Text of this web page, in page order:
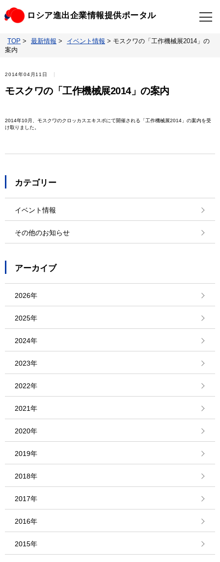
ロシア進出企業情報提供ポータル
TOP
ビジネスニュースクリップ
照会・お問い合わせ
TOP > 最新情報 > イベント情報 > モスクワの「工作機械展2014」の
案内
2014年04月11日
モスクワの「工作機械展2014」の案内
2014年10月、モスクワのクロッカスエキスポにて開催される「工作機械展2014」の案内を受
け取りました。
カテゴリー
イベント情報
その他のお知らせ
アーカイブ
2026年
2025年
2024年
2023年
2022年
2021年
2020年
2019年
2018年
2017年
2016年
2015年